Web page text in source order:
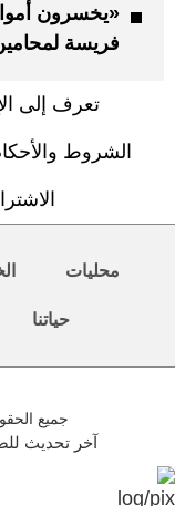
«يخسرون
فريسة
تعرف إلى
الشروط
محليات
حياتنا
جميع الحقوق
آخر تحديث للصفحة تم